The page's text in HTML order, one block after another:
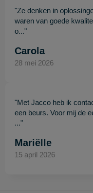
"Ze denken in
waren van goede
o..."
Carola
28 mei 2026
"Met Jacco heb ik
een beurs. Voor mij de
..."
Mariëlle
15 april 2026